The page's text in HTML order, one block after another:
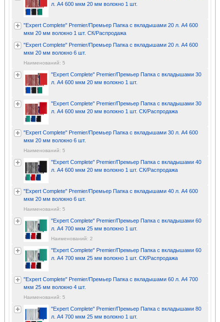
л. A4 600 мкм 20 мм волокно 1 шт.
"Expert Complete" Premier/Премьер Папка с вкладышами 20 л. A4 600
мкм 20 мм волокно 1 шт. СК/Распродажа
"Expert Complete" Premier/Премьер Папка с вкладышами 20 л. A4 600
мкм 20 мм волокно 6 шт.
Наименований: 5
"Expert Complete" Premier/Премьер Папка с вкладышами 30
л. A4 600 мкм 20 мм волокно 1 шт.
"Expert Complete" Premier/Премьер Папка с вкладышами 30
л. A4 600 мкм 20 мм волокно 1 шт. СК/Распродажа
"Expert Complete" Premier/Премьер Папка с вкладышами 30 л. A4 600
мкм 20 мм волокно 6 шт.
Наименований: 5
"Expert Complete" Premier/Премьер Папка с вкладышами 40
л. A4 600 мкм 20 мм волокно 1 шт. СК/Распродажа
"Expert Complete" Premier/Премьер Папка с вкладышами 40 л. A4 600
мкм 20 мм волокно 6 шт.
Наименований: 5
"Expert Complete" Premier/Премьер Папка с вкладышами 60
л. A4 700 мкм 25 мм волокно 1 шт.
Наименований: 2
"Expert Complete" Premier/Премьер Папка с вкладышами 60
л. A4 700 мкм 25 мм волокно 1 шт. СК/Распродажа
"Expert Complete" Premier/Премьер Папка с вкладышами 60 л. A4 700
мкм 25 мм волокно 4 шт.
Наименований: 5
"Expert Complete" Premier/Премьер Папка с вкладышами 80
л. A4 700 мкм 25 мм волокно 1 шт.